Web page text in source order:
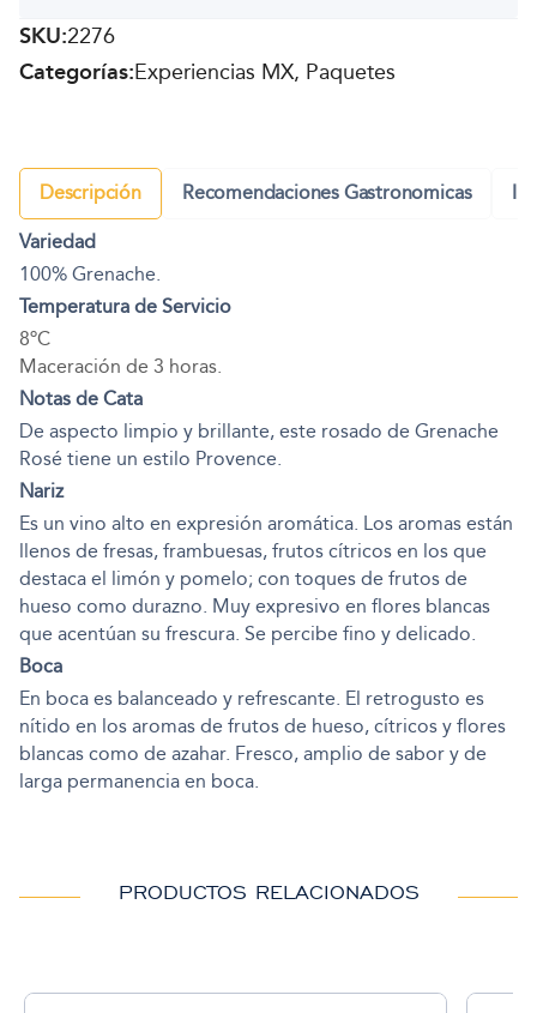
SKU:2276
Categorías:Experiencias MX, Paquetes
Descripción Recomendaciones Gastronomicas
Variedad
100% Grenache.
Temperatura de Servicio
8ºC
Maceración de 3 horas.
Notas de Cata
De aspecto limpio y brillante, este rosado de Grenache
Rosé tiene un estilo Provence.
Nariz
Es un vino alto en expresión aromática. Los aromas están
llenos de fresas, frambuesas, frutos cítricos en los que
destaca el limón y pomelo; con toques de frutos de
hueso como durazno. Muy expresivo en flores blancas
que acentúan su frescura. Se percibe fino y delicado.
Boca
En boca es balanceado y refrescante. El retrogusto es
nítido en los aromas de frutos de hueso, cítricos y flores
blancas como de azahar. Fresco, amplio de sabor y de
larga permanencia en boca.
PRODUCTOS RELACIONADOS